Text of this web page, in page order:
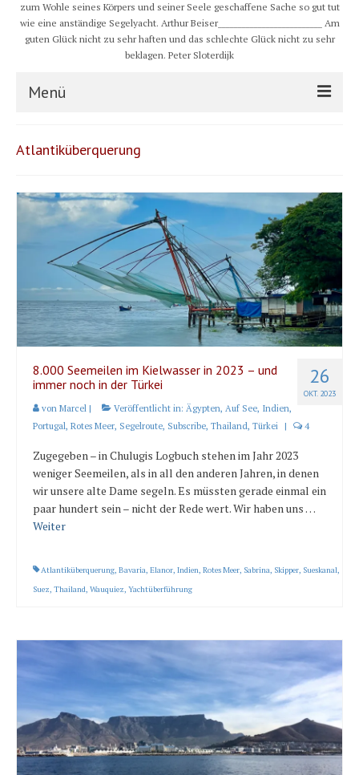
zum Wohle seines Körpers und seiner Seele geschaffene Sache so gut tut
wie eine anständige Segelyacht. Arthur Beiser__________________________ Am
guten Glück nicht zu sehr haften und das schlechte Glück nicht zu sehr
beklagen. Peter Sloterdijk
Menü
Crew
Karte und Wind
Länder und Inseln
Mittelmeer 2010-2013
Bordbibliothek
Abonnieren
INSELN Roman
Atlantiküberquerung
26
OKT. 2023
8.000 Seemeilen im Kielwasser in 2023 – und
immer noch in der Türkei
von Marcel | Veröffentlicht in: Ägypten, Auf See, Indien,
Portugal, Rotes Meer, Segelroute, Subscribe, Thailand, Türkei | 4
Zugegeben – in Chulugis Logbuch stehen im Jahr 2023
weniger Seemeilen, als in all den anderen Jahren, in denen
wir unsere alte Dame segeln. Es müssten gerade einmal ein
paar hundert sein – nicht der Rede wert. Wir haben uns …
Weiter
Atlantiküberquerung, Bavaria, Elanor, Indien, Rotes Meer, Sabrina, Skipper, Sueskanal,
Suez, Thailand, Wauquiez, Yachtüberführung